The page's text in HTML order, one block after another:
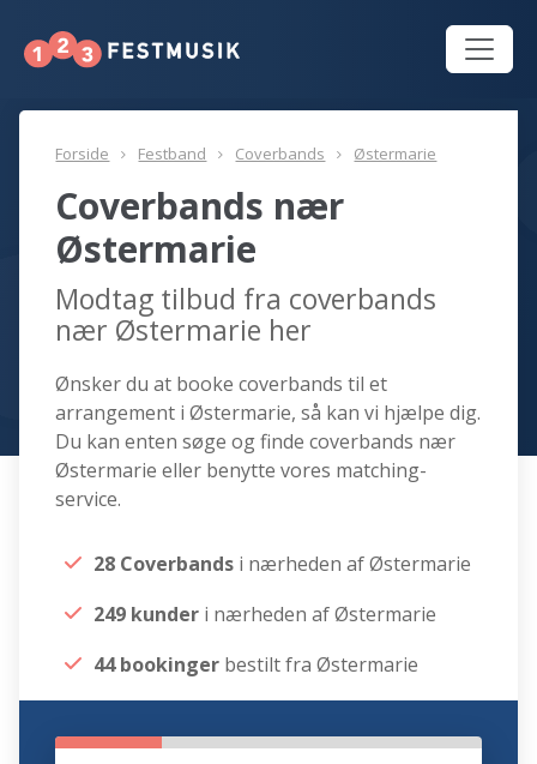
Forside Festband Coverbands Østermarie
Coverbands nær
Østermarie
Modtag tilbud fra coverbands
nær Østermarie her
Ønsker du at booke coverbands til et
arrangement i Østermarie, så kan vi hjælpe dig.
Du kan enten søge og finde coverbands nær
Østermarie eller benytte vores matching-
service.
28 Coverbands i nærheden af Østermarie
249 kunder i nærheden af Østermarie
44 bookinger bestilt fra Østermarie